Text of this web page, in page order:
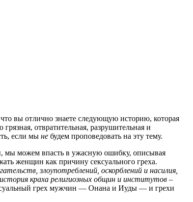
вы отлично знаете следующую историю, которая
отвратительная, разрушительная и
если мы не будем проповедовать на эту тему.
мы можем впасть в ужасную ошибку, описывая
женщин как причину сексуального греха.
злоупотреблений, оскорблений и насилия,
краха религиозных общин и институтов –
грех мужчин — Онана и Иуды — и грехи